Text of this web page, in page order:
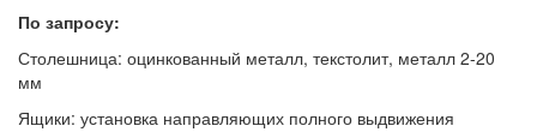
По запросу:
Столешница: оцинкованный металл, текстолит, металл 2-20
мм
Ящики: установка направляющих полного выдвижения